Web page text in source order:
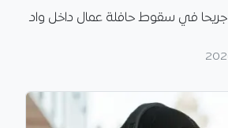
6 قتلى و22 جريحا في سقوط حافلة عمال داخل واد